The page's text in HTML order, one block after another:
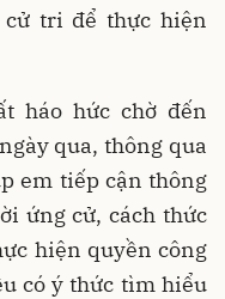
tri để thực hiện
háo hức chờ đến
qua, thông qua
em tiếp cận thông
ứng cử, cách thức
hiện quyền công
có ý thức tìm hiểu